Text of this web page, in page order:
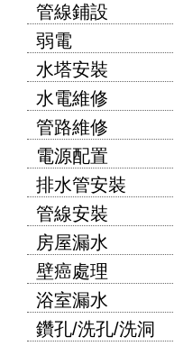
管線鋪設
弱電
水塔安裝
水電維修
管路維修
電源配置
排水管安裝
管線安裝
房屋漏水
壁癌處理
浴室漏水
鑽孔/洗孔/洗洞